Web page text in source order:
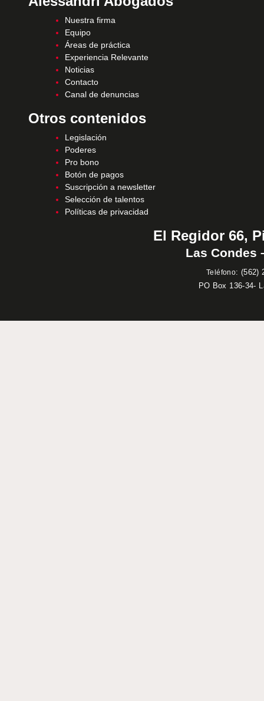
Nuestra firma
Equipo
Áreas de práctica
Experiencia Relevante
Noticias
Contacto
Canal de denuncias
Otros contenidos
Legislación
Poderes
Pro bono
Botón de pagos
Suscripción a newsletter
Selección de talentos
Políticas de privacidad
El Regidor 66,
Las Condes
Teléfono: (562)
PO Box 136-34-